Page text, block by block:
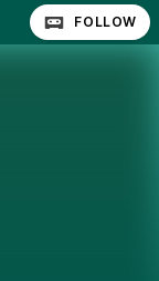
FOLLOW